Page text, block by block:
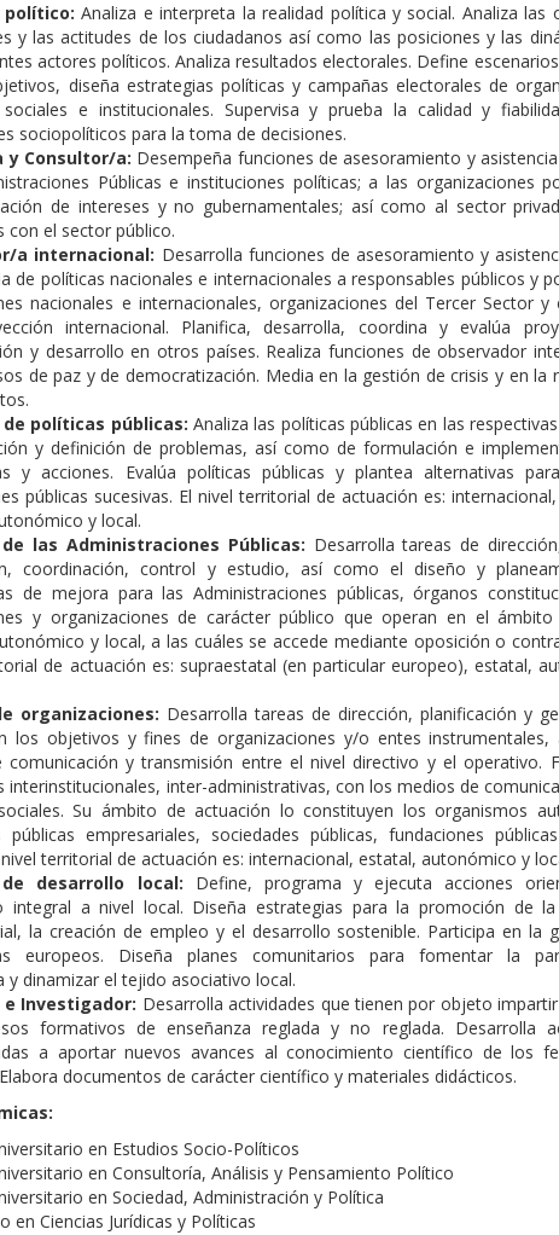
político:Analiza e interpreta la realidad política y social. Analiza las
y las actitudes de los ciudadanos así como las posiciones y las
actores políticos. Analiza resultados electorales. Define
diseña estrategias políticas y campañas electorales de
sociales e institucionales. Supervisa y prueba la calidad y
sociopolíticos para la toma de decisiones.
y Consultor/a: Desempeña funciones de asesoramiento y
Públicas e instituciones políticas; a las organizaciones
de intereses y no gubernamentales; así como al sector
con el sector público.
a internacional: Desarrolla funciones de asesoramiento y
de políticas nacionales e internacionales a responsables públicos y
nacionales e internacionales, organizaciones del Tercer Sector y
internacional. Planifica, desarrolla, coordina y evalúa
y desarrollo en otros países. Realiza funciones de observador
de paz y de democratización. Media en la gestión de crisis y en la
políticas públicas: Analiza las políticas públicas en las
y definición de problemas, así como de formulación e
y acciones. Evalúa políticas públicas y plantea alternativas
públicas sucesivas. El nivel territorial de actuación es:
y local.
las Administraciones Públicas: Desarrolla tareas de
coordinación, control y estudio, así como el diseño y
de mejora para las Administraciones públicas, órganos
y organizaciones de carácter público que operan en el ámbito
y local, a las cuáles se accede mediante oposición o
de actuación es: supraestatal (en particular europeo), estatal,
organizaciones: Desarrolla tareas de dirección, planificación y
los objetivos y fines de organizaciones y/o entes instrumentales,
comunicación y transmisión entre el nivel directivo y el operativo.
interinstitucionales, inter-administrativas, con los medios de
Su ámbito de actuación lo constituyen los organismos
públicas empresariales, sociedades públicas, fundaciones
territorial de actuación es: internacional, estatal, autonómico y
desarrollo local: Define, programa y ejecuta acciones
integral a nivel local. Diseña estrategias para la promoción de la
la creación de empleo y el desarrollo sostenible. Participa en la
europeos. Diseña planes comunitarios para fomentar la
y dinamizar el tejido asociativo local.
e Investigador: Desarrolla actividades que tienen por objeto
formativos de enseñanza reglada y no reglada. Desarrolla
a aportar nuevos avances al conocimiento científico de los
documentos de carácter científico y materiales didácticos.
en Estudios Socio-Políticos
en Consultoría, Análisis y Pensamiento Político
en Sociedad, Administración y Política
en Ciencias Jurídicas y Políticas